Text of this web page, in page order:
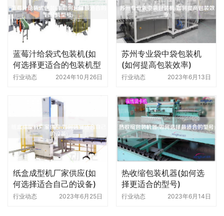
蓝莓汁给袋式包装机(如
何选择更适合的包装机型
号)
行业动态 2024年10月26日
苏州专业袋中袋包装机
(如何提高包装效率)
行业动态 2023年6月13日
纸盒成型机厂家供应(如
何选择适合自己的设备)
行业动态 2023年6月25日
热收缩包装机器(如何选
择更适合的型号)
行业动态 2023年6月14日